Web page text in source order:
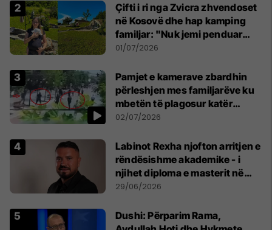
Çifti i ri nga Zvicra zhvendoset
në Kosovë dhe hap kamping
familjar: "Nuk jemi penduar
asnjë ditë"
01/07/2026
Pamjet e kamerave zbardhin
përleshjen mes familjarëve ku
mbetën të plagosur katër
persona
02/07/2026
Labinot Rexha njofton arritjen e
rëndësishme akademike - i
njihet diploma e masterit në
Psikologji në Zvicër
29/06/2026
Dushi: Përparim Rama,